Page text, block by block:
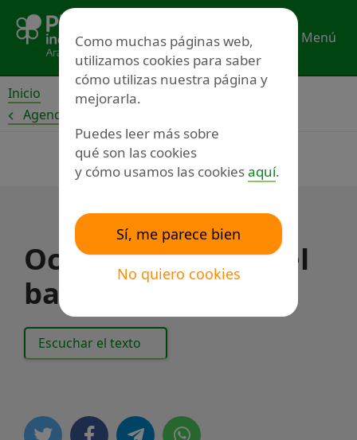
contenido
Menú
Inicio
Agenda
Ocio. Conociendo el
barrio: Actur
Escuchar el texto
Como muchas páginas web,
utilizamos cookies para saber
cómo utilizas nuestra página y
mejorarla.
Puedes leer más sobre
qué son las cookies
y cómo usamos las cookiesaquí.
Sí, me parece bien
No quiero cookies